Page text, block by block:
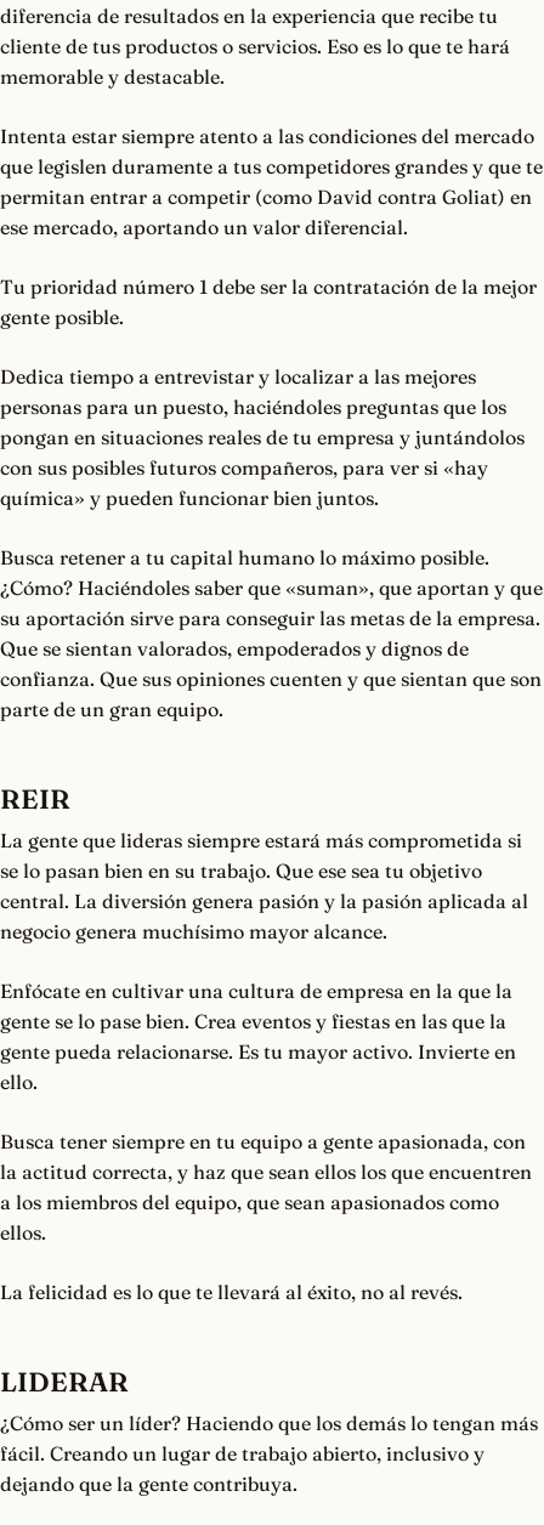
diferencia de resultados en la experiencia que recibe tu
cliente de tus productos o servicios. Eso es lo que te hará
memorable y destacable.
Intenta estar siempre atento a las condiciones del mercado
que legislen duramente a tus competidores grandes y que te
permitan entrar a competir (como David contra Goliat) en
ese mercado, aportando un valor diferencial.
Tu prioridad número 1 debe ser la contratación de la mejor
gente posible.
Dedica tiempo a entrevistar y localizar a las mejores
personas para un puesto, haciéndoles preguntas que los
pongan en situaciones reales de tu empresa y juntándolos
con sus posibles futuros compañeros, para ver si «hay
química» y pueden funcionar bien juntos.
Busca retener a tu capital humano lo máximo posible.
¿Cómo? Haciéndoles saber que «suman», que aportan y que
su aportación sirve para conseguir las metas de la empresa.
Que se sientan valorados, empoderados y dignos de
confianza. Que sus opiniones cuenten y que sientan que son
parte de un gran equipo.
REIR
La gente que lideras siempre estará más comprometida si
se lo pasan bien en su trabajo. Que ese sea tu objetivo
central. La diversión genera pasión y la pasión aplicada al
negocio genera muchísimo mayor alcance.
Enfócate en cultivar una cultura de empresa en la que la
gente se lo pase bien. Crea eventos y fiestas en las que la
gente pueda relacionarse. Es tu mayor activo. Invierte en
ello.
Busca tener siempre en tu equipo a gente apasionada, con
la actitud correcta, y haz que sean ellos los que encuentren
a los miembros del equipo, que sean apasionados como
ellos.
La felicidad es lo que te llevará al éxito, no al revés.
LIDERAR
¿Cómo ser un líder? Haciendo que los demás lo tengan más
fácil. Creando un lugar de trabajo abierto, inclusivo y
dejando que la gente contribuya.